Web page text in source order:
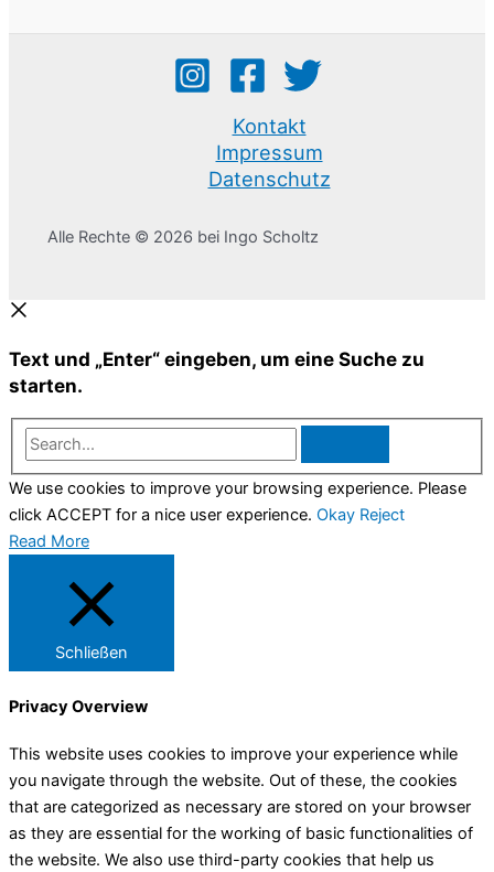
Kontakt
Impressum
Datenschutz
Alle Rechte © 2026 bei Ingo Scholtz
Text und „Enter“ eingeben, um eine Suche zu
starten.
Search...
We use cookies to improve your browsing experience. Please
click ACCEPT for a nice user experience. Okay Reject
Read More
Schließen
Privacy Overview
This website uses cookies to improve your experience while
you navigate through the website. Out of these, the cookies
that are categorized as necessary are stored on your browser
as they are essential for the working of basic functionalities of
the website. We also use third-party cookies that help us